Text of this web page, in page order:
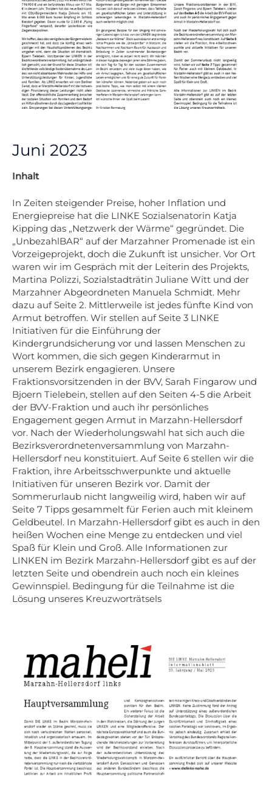
Juni 2023
Inhalt
In Zeiten steigender Preise, hoher Inflation und
Energiepreise hat die LINKE Sozialsenatorin Katja
Kipping das „Netzwerk der Wärme“ gegründet. Die
„UnbezahlBAR“ auf der Marzahner Promenade ist ein
Vorzeigeprojekt, doch die Zukunft ist unsicher. Vor Ort
waren wir im Gespräch mit der Leiterin des Projekts,
Martina Polizzi, Sozialstadträtin Juliane Witt und der
Marzahner Abgeordneten Manuela Schmidt. Mehr
dazu auf Seite 2. Mittlerweile ist jedes fünfte Kind von
Armut betroffen. Wir stellen auf Seite 3 LINKE
Initiativen für die Einführung der
Kindergrundsicherung vor und lassen Menschen zu
Wort kommen, die sich gegen Kinderarmut in
unserem Bezirk engagieren. Unsere
Fraktionsvorsitzenden in der BVV, Sarah Fingarow und
Bjoern Tielebein, stellen auf den Seiten 4-5 die Arbeit
der BVV-Fraktion und auch ihr persönliches
Engagement gegen Armut in Marzahn-Hellersdorf
vor. Nach der Wiederholungswahl hat sich auch die
Bezirksverordnetenversammlung von Marzahn-
Hellersdorf neu konstituiert. Auf Seite 6 stellen wir die
Fraktion, ihre Arbeitsschwerpunkte und aktuelle
Initiativen für unseren Bezirk vor. Damit der
Sommerurlaub nicht langweilig wird, haben wir auf
Seite 7 Tipps gesammelt für Ferien auch mit kleinem
Geldbeutel. In Marzahn-Hellersdorf gibt es auch in den
heißen Wochen eine Menge zu entdecken und viel
Spaß für Klein und Groß. Alle Informationen zur
LINKEN im Bezirk Marzahn-Hellersdorf gibt es auf der
letzten Seite und obendrein auch noch ein kleines
Gewinnspiel. Bedingung für die Teilnahme ist die
Lösung unseres Kreuzworträtsels